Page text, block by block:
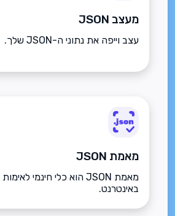
מעצב JSON
עצב וייפה את נתוני ה-JSON שלך.
מאמת JSON
באינטרנט.